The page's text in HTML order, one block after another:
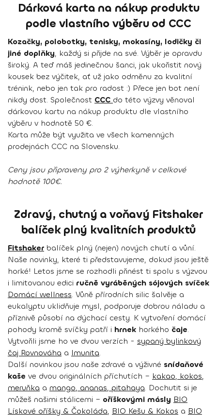
Dárková karta na nákup produktu
podle vlastního výběru od CCC
Kozačky, polobotky, tenisky, mokasíny, lodičky či
jiné doplňky, každý si přijde na své. Výběr je opravdu
široký. A teď máš jedinečnou šanci, jak ukořistit nový
kousek bez výčitek, ať už jako odměnu za kvalitní
trénink, nebo jen tak pro radost :) Přece jen bot není
nikdy dost. Společnost CCC do této výzvy věnoval
dárkovou kartu na nákup produktu dle vlastního
výběru v hodnotě 50 €.
Karta může být využita ve všech kamenných
prodejnách CCC na Slovensku.
Ceny jsou připraveny pro 2 výherkyně v celkové
hodnotě 100€.
Zdravý, chutný a voňavý Fitshaker
balíček plný kvalitních produktů
Fitshaker balíček plný (nejen) nových chutí a vůní.
Naše novinky, které ti představujeme, dokud jsou ještě
horké! Letos jsme se rozhodli přinést ti spolu s výzvou
i limitovanou edici ručně vyráběných sójových svíček
Domácí wellness. Vůně přírodních silic šalvěje a
eukalyptu uklidňuje mysl, podporuje dobrou náladu a
příznivě působí na dýchací cesty. K vytvoření domácí
pohody kromě svíčky patří i hrnek horkého čaje.
Vytvořili jsme ho ve dvou verzích - sypaný bylinkový
čaj Rovnováha a Imunita.
Další novinkou jsou naše zdravé a výživné snídaňové
kaše ve dvou originálních příchutích – kakao, kokos,
meruňka a mango, ananas, pitahaya. Dochutit si je
můžeš našimi stálicemi – oříškovými másly BIO
Lískové oříšky & Čokoláda, BIO Kešu & Kokos a BIO